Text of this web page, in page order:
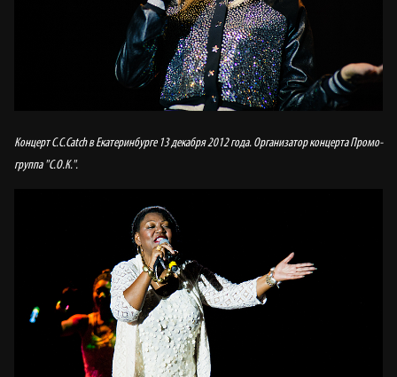
Концерт C.C.Catch в Екатеринбурге 13 декабря 2012 года. Организатор концерта Промо-
группа "С.О.К.".